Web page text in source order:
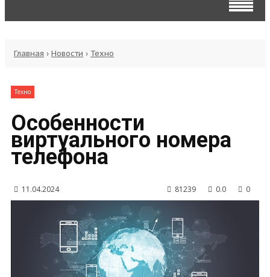
Главная › Новости › Техно
Техно
Особенности
виртуального номера
телефона
11.04.2024 81239 0.0 0